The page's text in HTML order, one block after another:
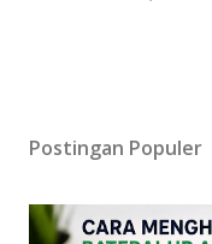
Postingan Populer